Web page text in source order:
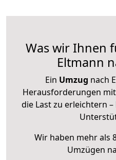
Was wir Ihnen
Eltmann
Ein Umzug nach
Herausforderungen
die Last zu erleichtern
Wir haben mehr als
Umzügen